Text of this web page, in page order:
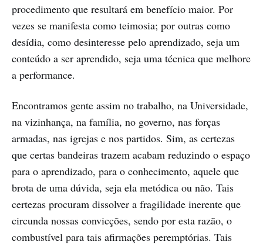
procedimento que resultará em benefício maior. Por
vezes se manifesta como teimosia; por outras como
desídia, como desinteresse pelo aprendizado, seja um
conteúdo a ser aprendido, seja uma técnica que melhore
a performance.
Encontramos gente assim no trabalho, na Universidade,
na vizinhança, na família, no governo, nas forças
armadas, nas igrejas e nos partidos. Sim, as certezas
que certas bandeiras trazem acabam reduzindo o espaço
para o aprendizado, para o conhecimento, aquele que
brota de uma dúvida, seja ela metódica ou não. Tais
certezas procuram dissolver a fragilidade inerente que
circunda nossas convicções, sendo por esta razão, o
combustível para tais afirmações peremptórias. Tais